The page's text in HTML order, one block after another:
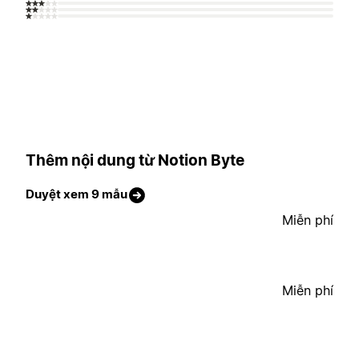
Thêm nội dung từ Notion Byte
Duyệt xem 9 mẫu
Miễn phí
Miễn phí